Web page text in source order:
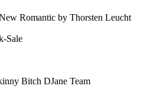
Romantic by Thorsten Leucht
Sale
Bitch DJane Team